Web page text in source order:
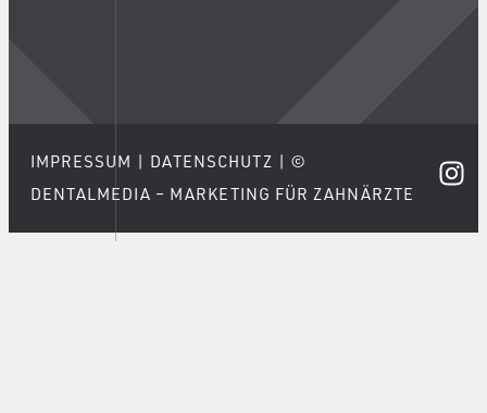
IMPRESSUM | DATENSCHUTZ | ©
DENTALMEDIA – MARKETING FÜR ZAHNÄRZTE